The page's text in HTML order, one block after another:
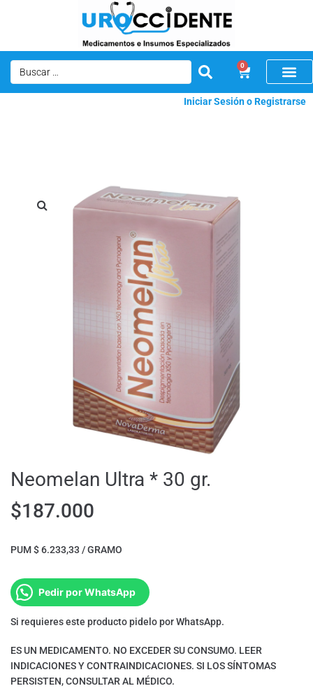
0
Iniciar Sesión o Registrarse
Neomelan Ultra * 30 gr.
$187.000
PUM $ 6.233,33 / GRAMO
Pedir por WhatsApp
Si requieres este producto pidelo por WhatsApp.
ES UN MEDICAMENTO. NO EXCEDER SU CONSUMO. LEER
INDICACIONES Y CONTRAINDICACIONES. SI LOS SÍNTOMAS
PERSISTEN, CONSULTAR AL MÉDICO.